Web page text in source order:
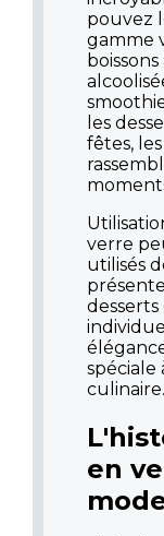
pouvez
gamme
les
fêtes,
verre
utilisés
culinaire.
en